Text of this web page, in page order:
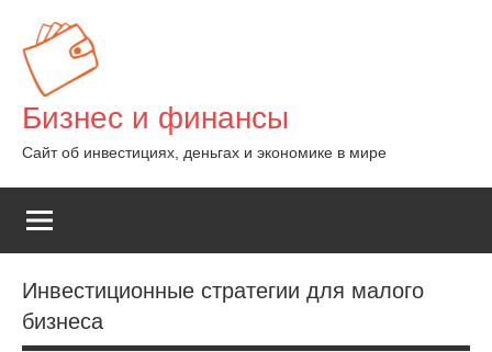
содержимому
Бизнес и финансы
Сайт об инвестициях, деньгах и экономике в мире
Инвестиционные стратегии для малого
бизнеса